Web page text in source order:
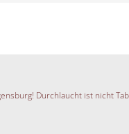
Durchlaucht ist nicht